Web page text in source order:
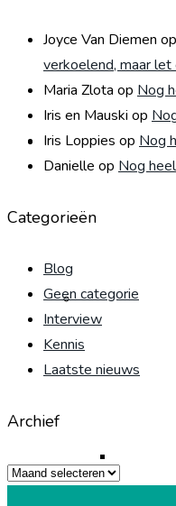
Uw dier
Hond
Joyce Van Diemen op
verkoelend, maar let
Maria Zlota op Nog
Iris en Mauski op
Iris Loppies op Nog
Danielle op Nog
Categorieën
Blog
Geen categorie
Interview
Kennis
Laatste nieuws
Archief
Archief